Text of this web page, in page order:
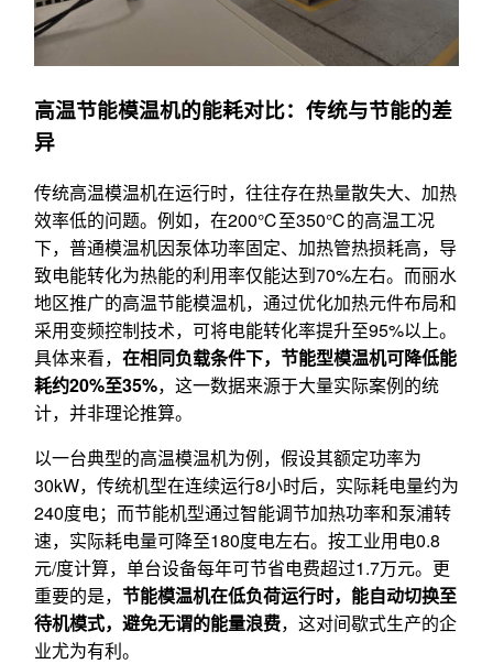
高温节能模温机的能耗对比：传统与节能的差
异
传统高温模温机在运行时，往往存在热量散失大、加热
效率低的问题。例如，在200℃至350℃的高温工况
下，普通模温机因泵体功率固定、加热管热损耗高，导
致电能转化为热能的利用率仅能达到70%左右。而丽水
地区推广的高温节能模温机，通过优化加热元件布局和
采用变频控制技术，可将电能转化率提升至95%以上。
具体来看， 在相同负载条件下，节能型模温机可降低能
耗约20%至35%，这一数据来源于大量实际案例的统
计，并非理论推算。
以一台典型的高温模温机为例，假设其额定功率为
30kW，传统机型在连续运行8小时后，实际耗电量约为
240度电；而节能机型通过智能调节加热功率和泵浦转
速，实际耗电量可降至180度电左右。按工业用电0.8
元/度计算，单台设备每年可节省电费超过1.7万元。更
重要的是， 节能模温机在低负荷运行时，能自动切换至
待机模式，避免无谓的能量浪费，这对间歇式生产的企
业尤为有利。